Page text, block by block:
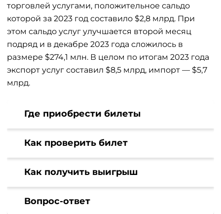
торговлей услугами, положительное сальдо
которой за 2023 год составило $2,8 млрд. При
этом сальдо услуг улучшается второй месяц
подряд и в декабре 2023 года сложилось в
размере $274,1 млн. В целом по итогам 2023 года
экспорт услуг составил $8,5 млрд, импорт — $5,7
млрд.
Где приобрести билеты
Как проверить билет
Как получить выигрыш
Вопрос-ответ